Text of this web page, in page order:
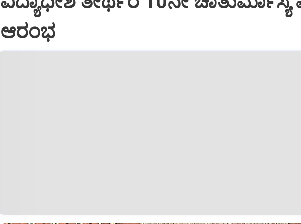
ಆರಂಭ